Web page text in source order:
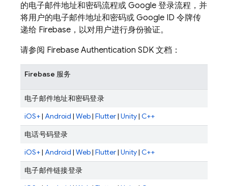
的电子邮件地址和密码流程或 Google 登录流程，并
将用户的电子邮件地址和密码或 Google ID 令牌传
递给 Firebase，以对用户进行身份验证。
请参阅 Firebase Authentication SDK 文档：
Firebase 服务
电子邮件地址和密码登录
iOS+| Android | Web| Flutter| Unity| C++
电话号码登录
iOS+| Android | Web| Flutter| Unity| C++
电子邮件链接登录